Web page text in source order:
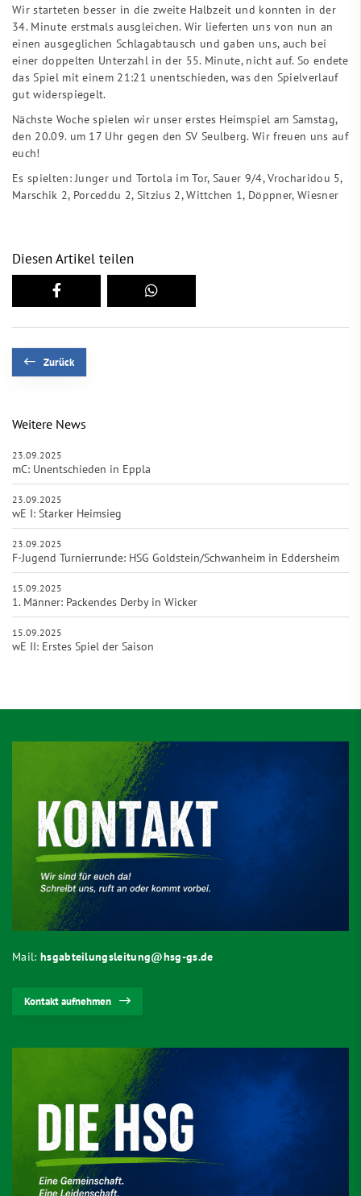
Wir starteten besser in die zweite Halbzeit und konnten in der
34. Minute erstmals ausgleichen. Wir lieferten uns von nun an
einen ausgeglichen Schlagabtausch und gaben uns, auch bei
einer doppelten Unterzahl in der 55. Minute, nicht auf. So endete
das Spiel mit einem 21:21 unentschieden, was den Spielverlauf
gut widerspiegelt.
Nächste Woche spielen wir unser erstes Heimspiel am Samstag,
den 20.09. um 17 Uhr gegen den SV Seulberg. Wir freuen uns auf
euch!
Es spielten: Junger und Tortola im Tor, Sauer 9/4, Vrocharidou 5,
Marschik 2, Porceddu 2, Sitzius 2, Wittchen 1, Döppner, Wiesner
Diesen Artikel teilen
Zurück
Weitere News
23.09.2025
mC: Unentschieden in Eppla
23.09.2025
wE I: Starker Heimsieg
23.09.2025
F-Jugend Turnierrunde: HSG Goldstein/Schwanheim in Eddersheim
15.09.2025
1. Männer: Packendes Derby in Wicker
15.09.2025
wE II: Erstes Spiel der Saison
Mail: hsgabteilungsleitung@hsg-gs.de
Kontakt aufnehmen